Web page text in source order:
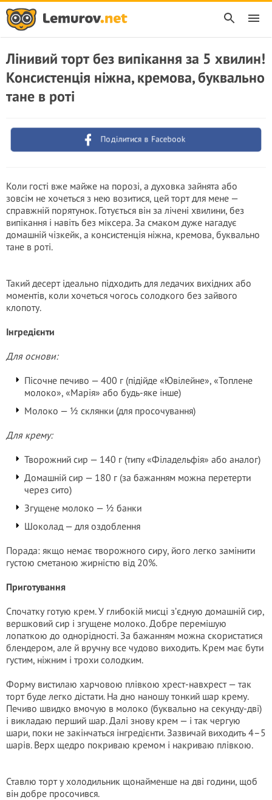
Лінивий торт без випікання за 5 хвилин!
Консистенція ніжна, кремова, буквально
тане в роті
Поділитися в Facebook
Коли гості вже майже на порозі, а духовка зайнята або
зовсім не хочеться з нею возитися, цей торт для мене —
справжній порятунок. Готується він за лічені хвилини, без
випікання і навіть без міксера. За смаком дуже нагадує
домашній чізкейк, а консистенція ніжна, кремова, буквально
тане в роті.
Такий десерт ідеально підходить для ледачих вихідних або
моментів, коли хочеться чогось солодкого без зайвого
клопоту.
Інгредієнти
Для основи:
Пісочне печиво — 400 г (підійде «Ювілейне», «Топлене
молоко», «Марія» або будь-яке інше)
Молоко — ½ склянки (для просочування)
Для крему:
Творожний сир — 140 г (типу «Філадельфія» або аналог)
Домашній сир — 180 г (за бажанням можна перетерти
через сито)
Згущене молоко — ½ банки
Шоколад — для оздоблення
Порада: якщо немає творожного сиру, його легко замінити
густою сметаною жирністю від 20%.
Приготування
Спочатку готую крем. У глибокій мисці з’єдную домашній сир,
вершковий сир і згущене молоко. Добре перемішую
лопаткою до однорідності. За бажанням можна скористатися
блендером, але й вручну все чудово виходить. Крем має бути
густим, ніжним і трохи солодким.
Форму вистилаю харчовою плівкою хрест-навхрест — так
торт буде легко дістати. На дно наношу тонкий шар крему.
Печиво швидко вмочую в молоко (буквально на секунду-дві)
і викладаю перший шар. Далі знову крем — і так чергую
шари, поки не закінчаться інгредієнти. Зазвичай виходить 4–5
шарів. Верх щедро покриваю кремом і накриваю плівкою.
Ставлю торт у холодильник щонайменше на дві години, щоб
він добре просочився.